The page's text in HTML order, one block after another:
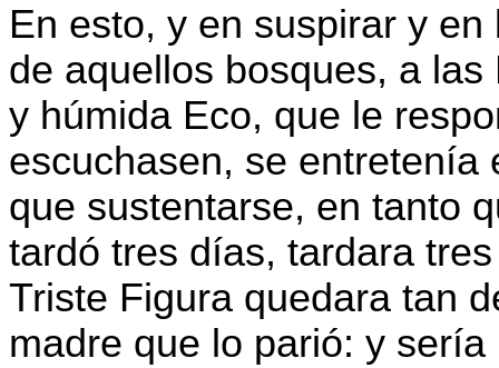
En esto, y en suspirar y
de aquellos bosques, a
y húmida Eco, que le
escuchasen, se entretenía
que sustentarse, en tanto
tardó tres días, tardara
Triste Figura quedara tan
madre que lo parió: y